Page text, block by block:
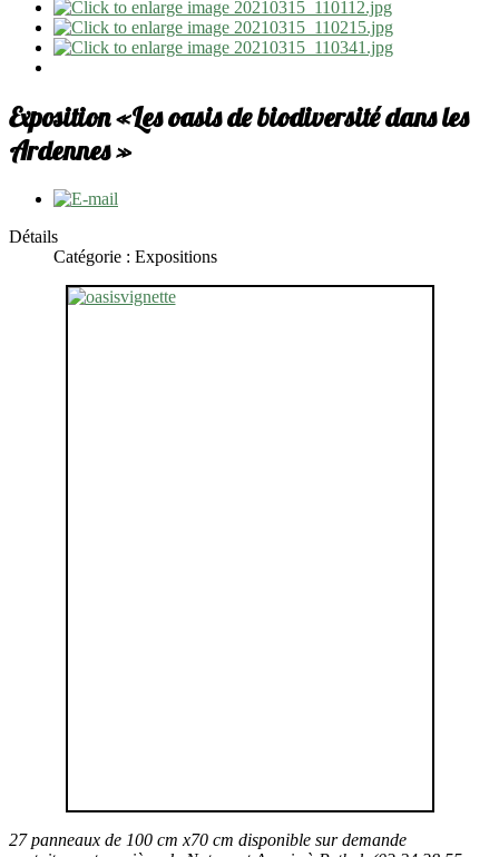
Exposition «Les oasis de biodiversité dans les
Ardennes »
Détails
Catégorie : Expositions
27 panneaux de 100 cm x70 cm disponible sur demande